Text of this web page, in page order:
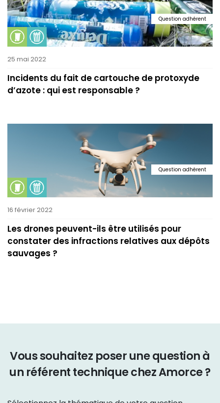
Question adhérent
25 mai 2022
Incidents du fait de cartouche de protoxyde
d’azote : qui est responsable ?
Question adhérent
16 février 2022
Les drones peuvent-ils être utilisés pour
constater des infractions relatives aux dépôts
sauvages ?
Vous souhaitez poser une question à
un référent technique chez Amorce ?